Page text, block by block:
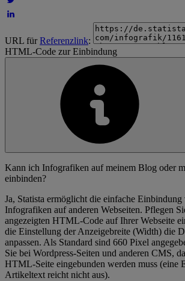
URL fürReferenzlink:
HTML-Code zur Einbindung
Kann ich Infografiken auf meinem Blog oder
einbinden?
Ja, Statista ermöglicht die einfache
Infografiken auf anderen Webseiten. Pflegen
angezeigten HTML-Code auf Ihrer Webseite
die Einstellung der Anzeigebreite (Width) die
anpassen. Als Standard sind 660 Pixel
Sie bei Wordpress-Seiten und anderen CMS,
HTML-Seite eingebunden werden muss (eine
Artikeltext reicht nicht aus).